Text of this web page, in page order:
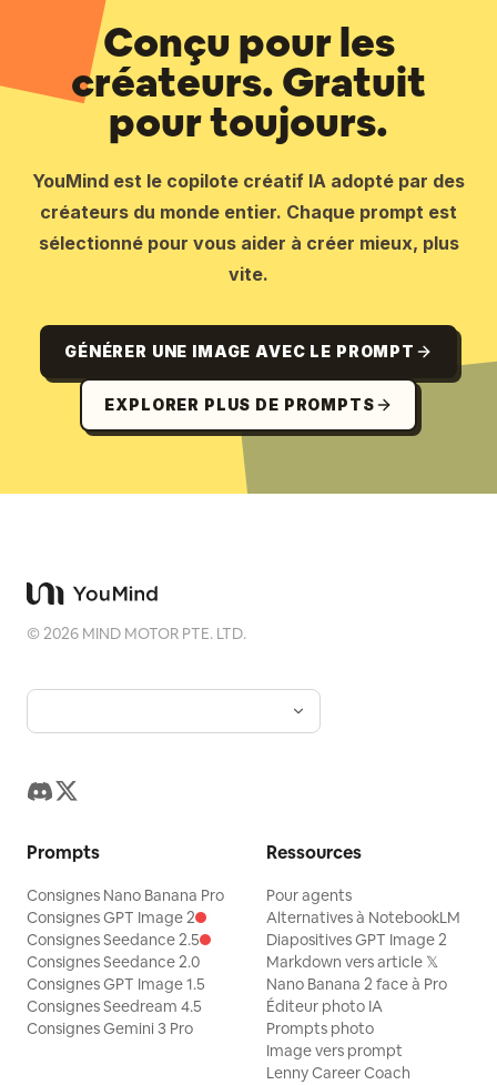
Conçu pour les
créateurs. Gratuit
pour toujours.
YouMind est le copilote créatif IA adopté par des
créateurs du monde entier. Chaque prompt est
sélectionné pour vous aider à créer mieux, plus
vite.
GÉNÉRER UNE IMAGE AVEC LE PROMPT
EXPLORER PLUS DE PROMPTS
©2026 MIND MOTOR PTE. LTD.
Prompts
Consignes Nano Banana Pro
Consignes GPT Image 2
Consignes Seedance 2.5
Consignes Seedance 2.0
Consignes GPT Image 1.5
Consignes Seedream 4.5
Consignes Gemini 3 Pro
Ressources
Pour agents
Alternatives à NotebookLM
Diapositives GPT Image 2
Markdown vers article 𝕏
Nano Banana 2 face à Pro
Éditeur photo IA
Prompts photo
Image vers prompt
Lenny Career Coach